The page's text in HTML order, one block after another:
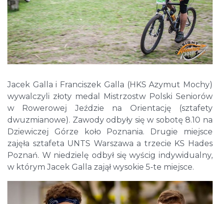
Jacek Galla i Franciszek Galla (HKS Azymut Mochy)
wywalczyli złoty medal Mistrzostw Polski Seniorów
w Rowerowej Jeździe na Orientację (sztafety
dwuzmianowe). Zawody odbyły się w sobotę 8.10 na
Dziewiczej Górze koło Poznania. Drugie miejsce
zajęła sztafeta UNTS Warszawa a trzecie KS Hades
Poznań. W niedzielę odbył się wyścig indywidualny,
w którym Jacek Galla zajął wysokie 5-te miejsce.